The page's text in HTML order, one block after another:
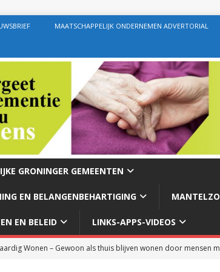
MAATSCHAPPELIJK ONDERNEMEN ADVERTORIAL
GRONINGER GEMEENTEN
EN BELANGENBEHARTIGING
EN BELEID LINKS-APPS-VIDEOS
Wonen – Gewoon als thuis blijven wonen door mensen